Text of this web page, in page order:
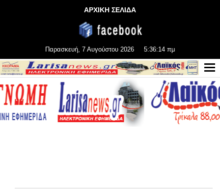
ΑΡΧΙΚΗ ΣΕΛΙΔΑ
Παρασκευή, 7 Αυγούστου 2026 5:36:14 πμ